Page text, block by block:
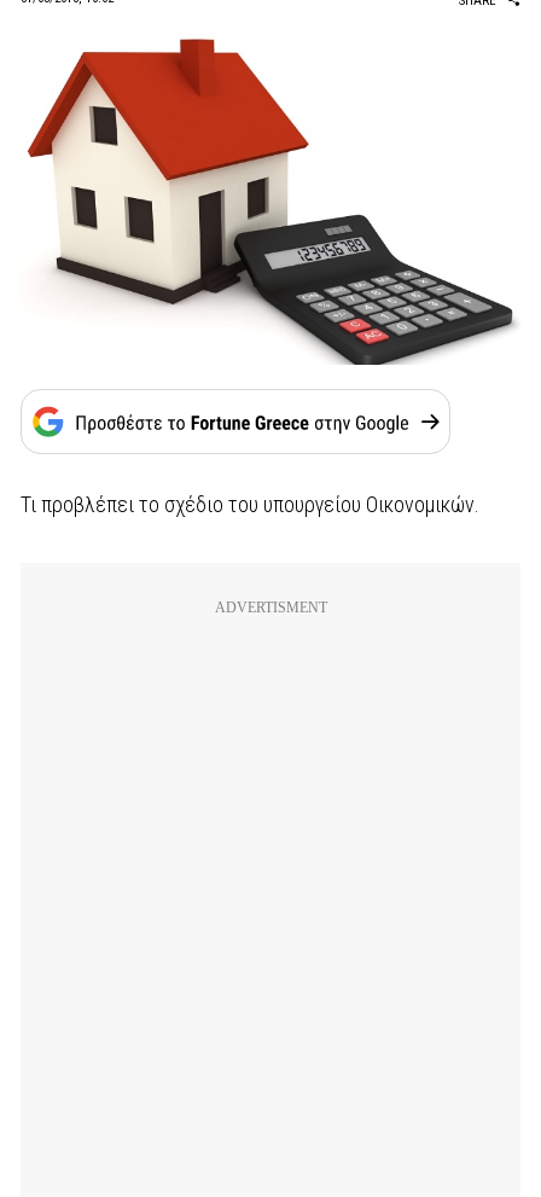
Τι προβλέπει το σχέδιο του υπουργείου Οικονομικών.